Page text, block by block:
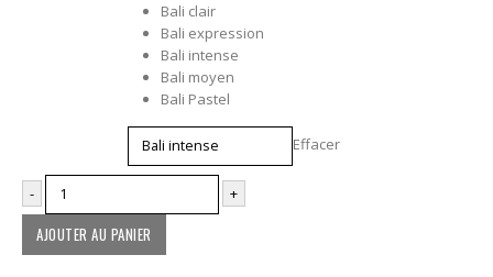
Bali clair
Bali expression
Bali intense
Bali moyen
Bali Pastel
Effacer
- +
AJOUTER AU PANIER